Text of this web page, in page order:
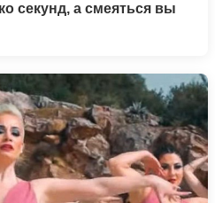
секунд, а смеяться вы